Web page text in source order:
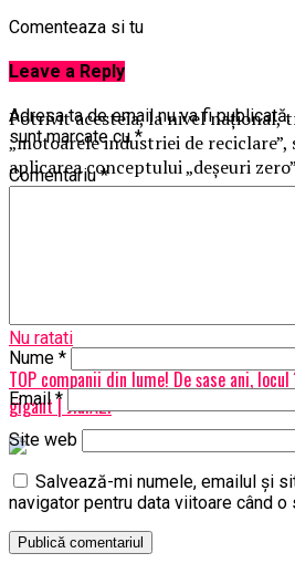
Potrivit acesteia, la nivel naţional,
„motoarele industriei de
aplicarea conceptului „deşeuri
Cum să procedeze dacă nu își pot plăti
Nu ratati
TOP companii din lume! De șase ani,
gigant | JiulAZI
Comenteaza si tu
Leave a Reply
Adresa ta de email nu va fi publicată.
sunt marcate cu*
Comentariu*
Nume *
Email*
Site web
Salvează-mi numele, emailul și
navigator pentru data viitoare când o